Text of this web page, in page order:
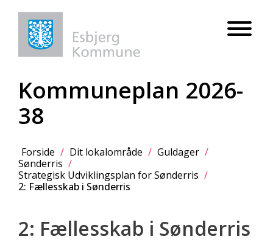
Kommuneplan 2026-
38
Forside / Dit lokalområde / Guldager /
Sønderris /
Strategisk Udviklingsplan for Sønderris /
2: Fællesskab i Sønderris
2: Fællesskab i Sønderris